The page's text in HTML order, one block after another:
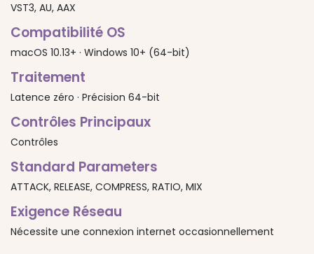
VST3, AU, AAX
Compatibilité OS
macOS 10.13+ · Windows 10+ (64-bit)
Traitement
Latence zéro · Précision 64-bit
Contrôles Principaux
Contrôles
Standard Parameters
ATTACK, RELEASE, COMPRESS, RATIO, MIX
Exigence Réseau
Nécessite une connexion internet occasionnellement